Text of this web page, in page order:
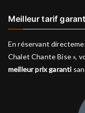
Meilleur tarif
En réservant
Chalet Chante Bise »,
meilleur prix garanti